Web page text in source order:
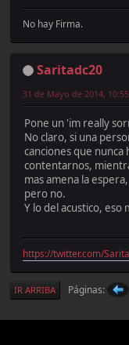
No hay Firma.
Saritadc20
31 de Mayo de 2014,
Pone un 'im really
No claro, si una
canciones que nunca
contentarnos,
mas amena la
pero no.
Y lo del acustico,
https://twitter.com/
IR ARRIBA Páginas